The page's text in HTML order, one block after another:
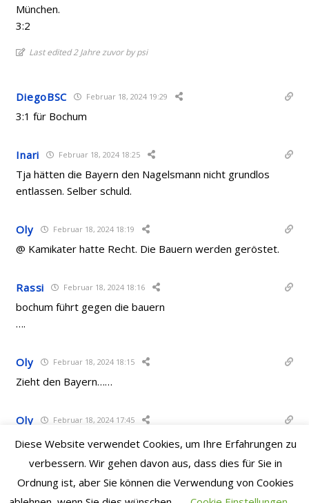
München.
3:2
Last edited 2 Jahre zuvor by psi
DiegoBSC Februar 18, 2024 19:29
3:1 für Bochum
Inari Februar 18, 2024 18:25
Tja hätten die Bayern den Nagelsmann nicht grundlos
entlassen. Selber schuld.
Oly Februar 18, 2024 18:19
@ Kamikater hatte Recht. Die Bauern werden geröstet.
Rassi Februar 18, 2024 18:16
bochum führt gegen die bauern
….
Oly Februar 18, 2024 18:15
Zieht den Bayern……
Oly Februar 18, 2024 17:45
Ja, dann wäre dies leidige Thema endlich abgeräumt. Und
langwierige Schlammschlacht würde schliesslich Bobic
auch beschädigen. Die Hertha hat im Grunde nur noch
Diese Website verwendet Cookies, um Ihre Erfahrungen zu
verbessern. Wir gehen davon aus, dass dies für Sie in
Ordnung ist, aber Sie können die Verwendung von Cookies